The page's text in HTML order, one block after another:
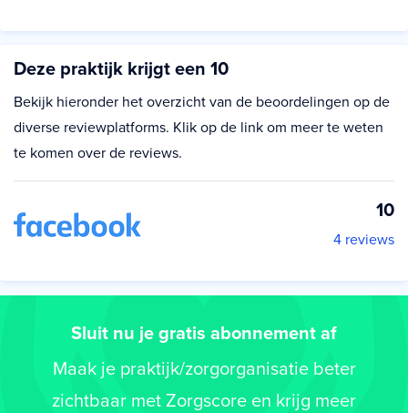
Deze praktijk krijgt een 10
Bekijk hieronder het overzicht van de beoordelingen op de
diverse reviewplatforms. Klik op de link om meer te weten
te komen over de reviews.
10
4 reviews
Sluit nu je gratis abonnement af
Maak je praktijk/zorgorganisatie beter
zichtbaar met Zorgscore en krijg meer